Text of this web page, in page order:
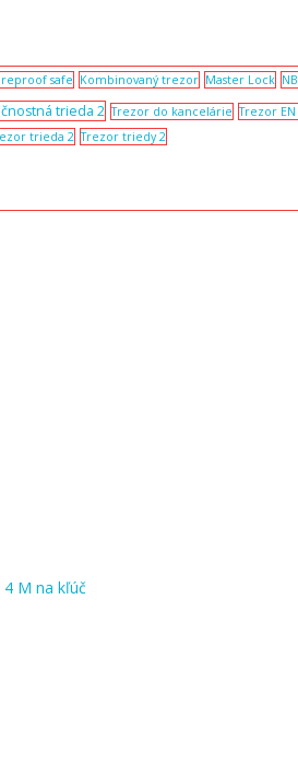
safe Kombinovaný trezor Master Lock
trieda 2 Trezor do kancelárie Trezor EN
trieda 2 Trezor triedy 2
4 M na kľúč